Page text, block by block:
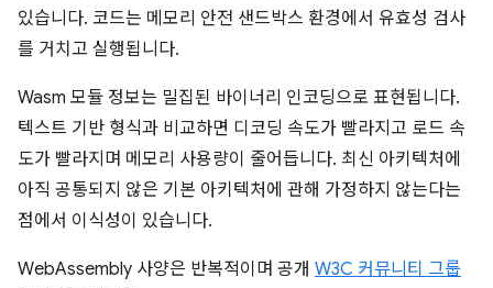
있습니다. 코드는 메모리 안전 샌드박스 환경에서 유효성 검사
를 거치고 실행됩니다.
Wasm 모듈 정보는 밀집된 바이너리 인코딩으로 표현됩니다.
텍스트 기반 형식과 비교하면 디코딩 속도가 빨라지고 로드 속
도가 빨라지며 메모리 사용량이 줄어듭니다. 최신 아키텍처에
아직 공통되지 않은 기본 아키텍처에 관해 가정하지 않는다는
점에서 이식성이 있습니다.
WebAssembly 사양은 반복적이며 공개 W3C 커뮤니티 그룹